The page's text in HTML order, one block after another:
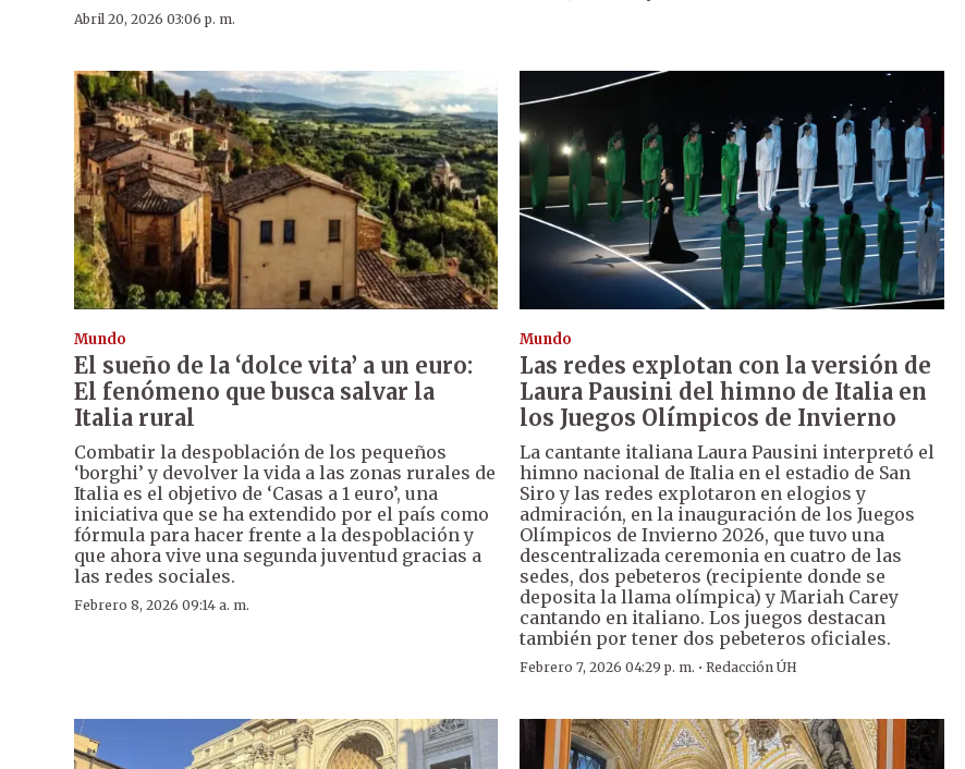
Abril 20, 2026 03:06 p. m.
Mundo
El sueño de la ‘dolce vita’ a un euro:
El fenómeno que busca salvar la
Italia rural
Combatir la despoblación de los pequeños
‘borghi’ y devolver la vida a las zonas rurales de
Italia es el objetivo de ‘Casas a 1 euro’, una
iniciativa que se ha extendido por el país como
fórmula para hacer frente a la despoblación y
que ahora vive una segunda juventud gracias a
las redes sociales.
Febrero 8, 2026 09:14 a. m.
Mundo
Las redes explotan con la versión de
Laura Pausini del himno de Italia en
los Juegos Olímpicos de Invierno
La cantante italiana Laura Pausini interpretó el
himno nacional de Italia en el estadio de San
Siro y las redes explotaron en elogios y
admiración, en la inauguración de los Juegos
Olímpicos de Invierno 2026, que tuvo una
descentralizada ceremonia en cuatro de las
sedes, dos pebeteros (recipiente donde se
deposita la llama olímpica) y Mariah Carey
cantando en italiano. Los juegos destacan
también por tener dos pebeteros oficiales.
Febrero 7, 2026 04:29 p. m. ·Redacción ÚH